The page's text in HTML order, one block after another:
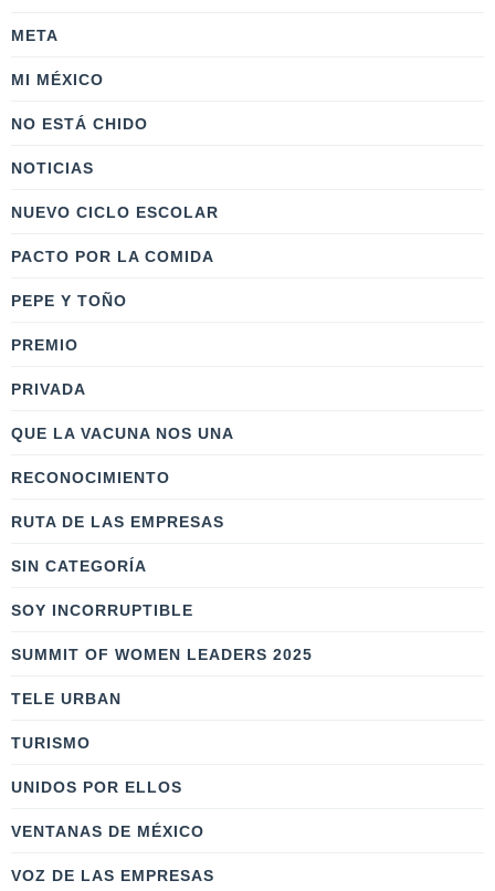
META
MI MÉXICO
NO ESTÁ CHIDO
NOTICIAS
NUEVO CICLO ESCOLAR
PACTO POR LA COMIDA
PEPE Y TOÑO
PREMIO
PRIVADA
QUE LA VACUNA NOS UNA
RECONOCIMIENTO
RUTA DE LAS EMPRESAS
SIN CATEGORÍA
SOY INCORRUPTIBLE
SUMMIT OF WOMEN LEADERS 2025
TELE URBAN
TURISMO
UNIDOS POR ELLOS
VENTANAS DE MÉXICO
VOZ DE LAS EMPRESAS